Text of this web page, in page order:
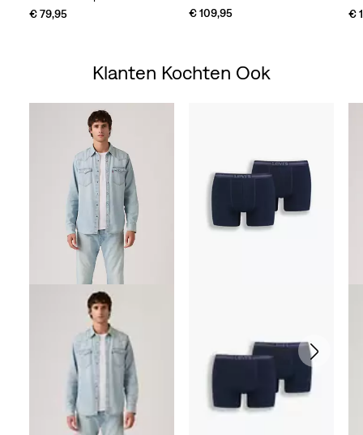
€ 79,95
€ 109,95
€
Klanten Kochten Ook